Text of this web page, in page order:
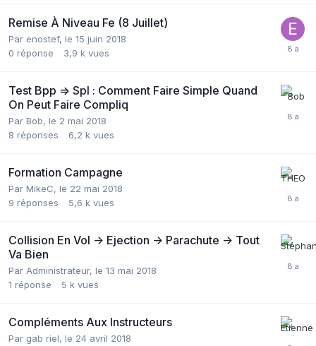
Remise À Niveau Fe (8 Juillet)
Par enostef, le 15 juin 2018
0 réponse 3,9 k vues
Test Bpp => Spl : Comment Faire Simple Quand
On Peut Faire Compliq
Par Bob, le 2 mai 2018
8 réponses 6,2 k vues
Formation Campagne
Par MikeC, le 22 mai 2018
9 réponses 5,6 k vues
Collision En Vol -> Ejection -> Parachute -> Tout
Va Bien
Par Administrateur, le 13 mai 2018
1 réponse 5 k vues
Compléments Aux Instructeurs
Par gab riel, le 24 avril 2018